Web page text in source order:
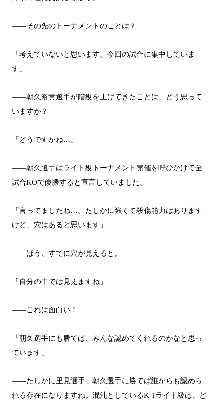
――その先のトーナメントのことは？
「考えていないと思います。今回の試合に集中していま
す」
――朝久裕貴選手が階級を上げてきたことは、どう思って
いますか？
「どうですかね…」
――朝久選手はライト級トーナメント開催を呼びかけて全
試合KOで優勝すると宣言していました。
「言ってましたね…。たしかに強くて殺傷能力はあります
けど、穴はあると思います」
――ほう、すでに穴が見えると。
「自分の中では見えますね」
――これは面白い！
「朝久選手にも勝てば、みんな認めてくれるのかなと思っ
ています」
――たしかに里見選手、朝久選手に勝てば誰からも認めら
れる存在になりますね。混沌としているK-1ライト級は、ど